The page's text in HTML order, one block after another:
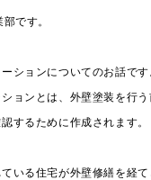
です。
ションについてのお話です
ョンとは、外壁塗装を行う
するために作成されます。
いる住宅が外壁修繕を経